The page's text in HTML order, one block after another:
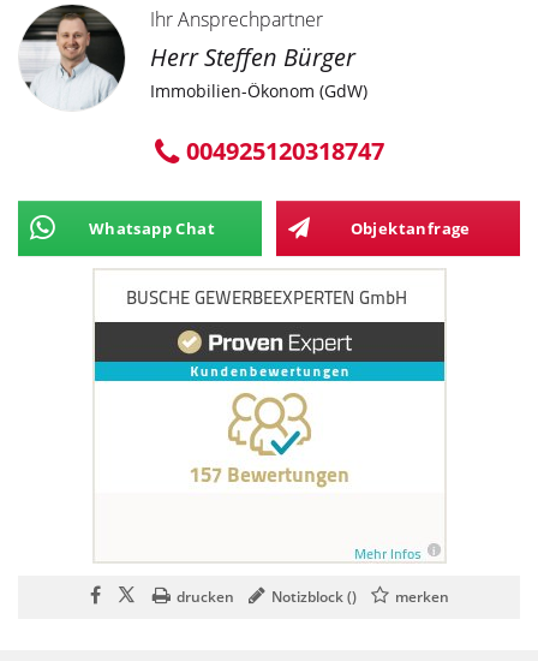
Ihr Ansprechpartner
Herr Steffen Bürger
Immobilien-Ökonom (GdW)
004925120318747
Whatsapp Chat Objektanfrage
drucken Notizblock () merken